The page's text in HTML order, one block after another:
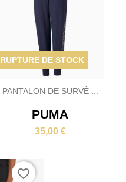
PANTALON DE SURVÊ ...
PUMA
35,00 €
RUPTURE DE STOCK
favorite_border